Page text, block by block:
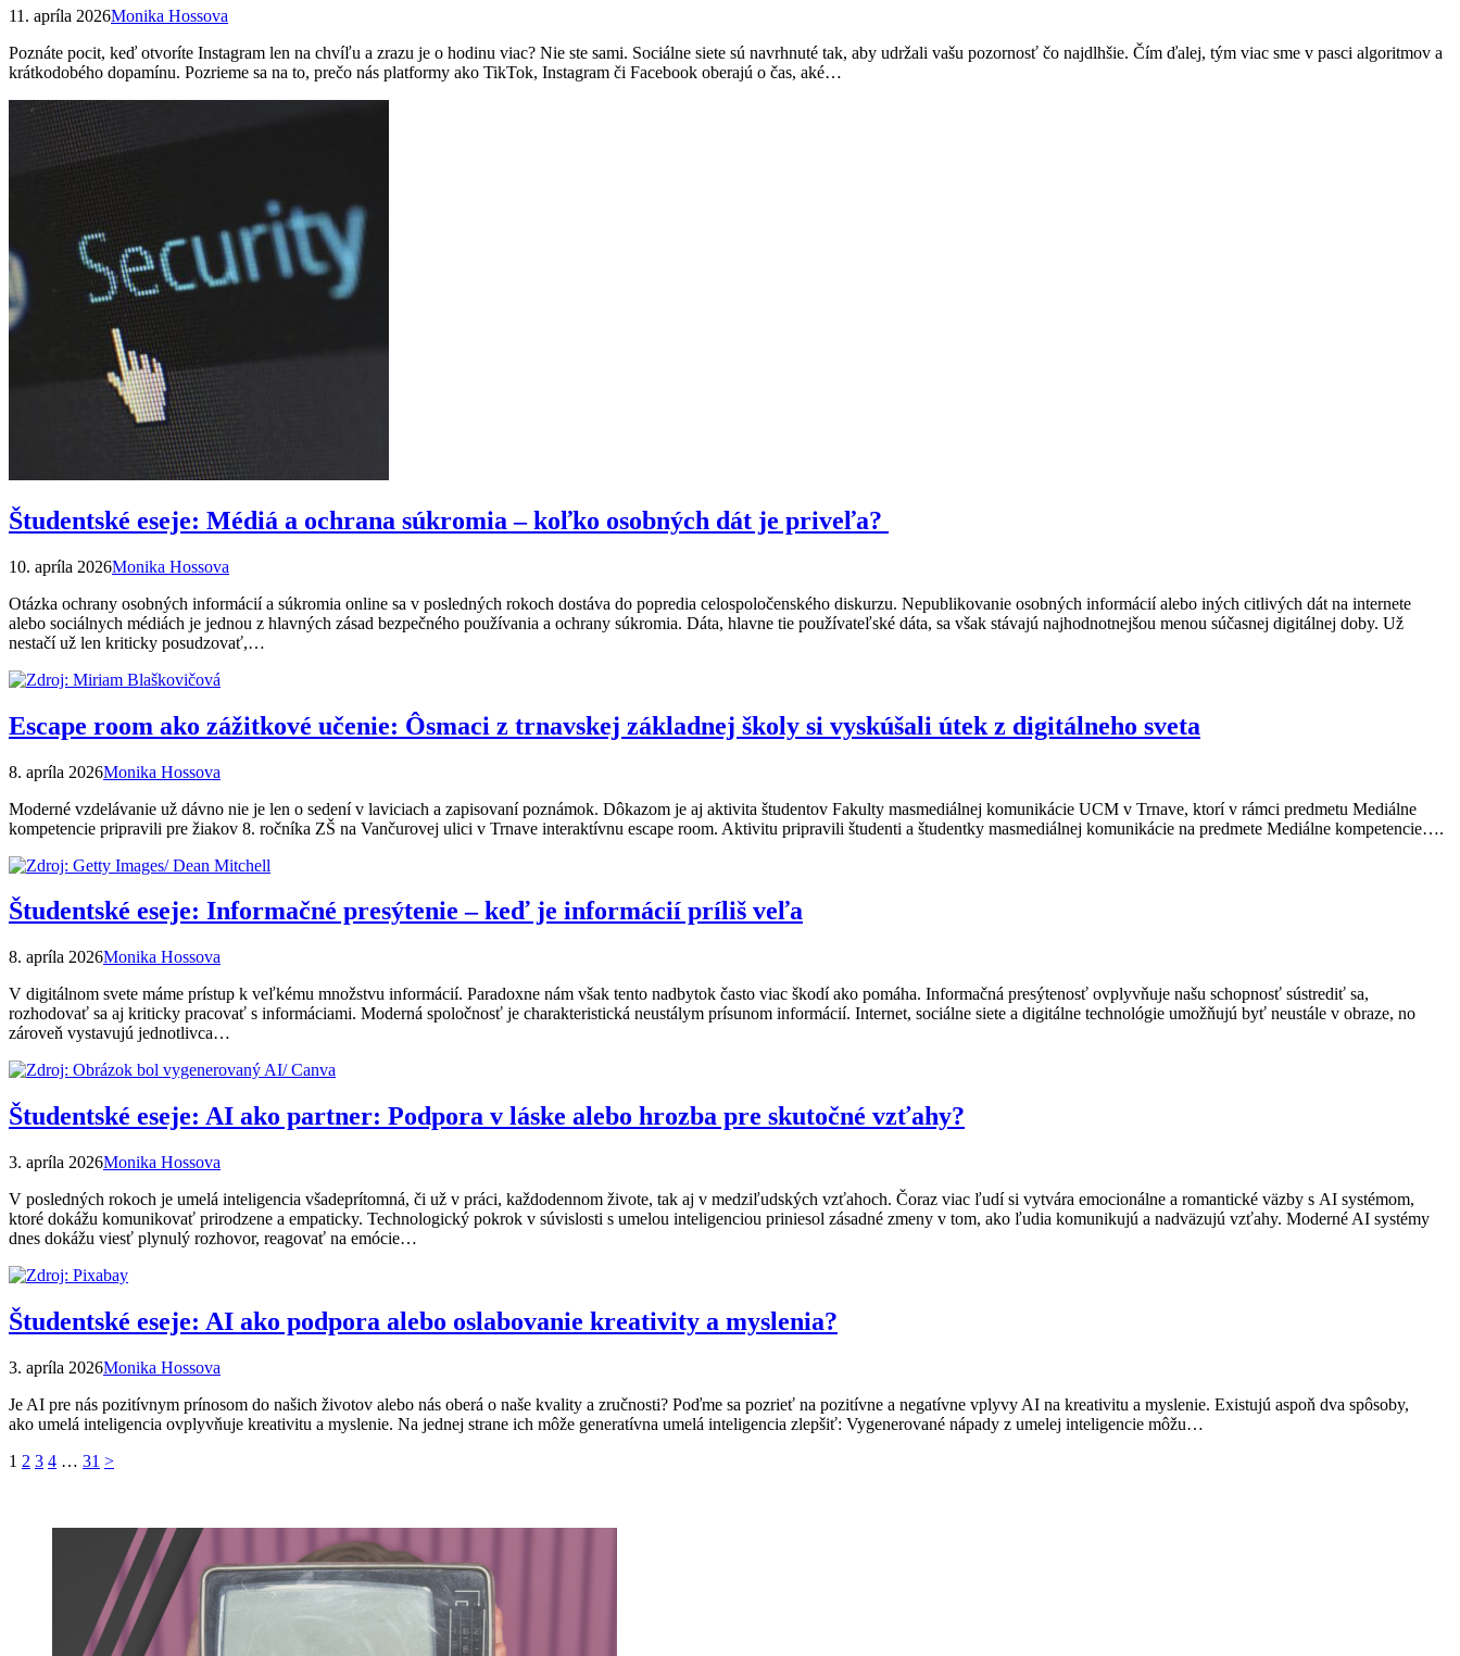
11. apríla 2026Monika Hossova
Poznáte pocit, keď otvoríte Instagram len na chvíľu a zrazu je o hodinu viac? Nie ste sami. Sociálne siete sú navrhnuté tak, aby udržali vašu pozornosť čo najdlhšie. Čím ďalej, tým viac sme v pasci algoritmov a
krátkodobého dopamínu. Pozrieme sa na to, prečo nás platformy ako TikTok, Instagram či Facebook oberajú o čas, aké…
Študentské eseje: Médiá a ochrana súkromia – koľko osobných dát je priveľa?
10. apríla 2026Monika Hossova
Otázka ochrany osobných informácií a súkromia online sa v posledných rokoch dostáva do popredia celospoločenského diskurzu. Nepublikovanie osobných informácií alebo iných citlivých dát na internete
alebo sociálnych médiách je jednou z hlavných zásad bezpečného používania a ochrany súkromia. Dáta, hlavne tie používateľské dáta, sa však stávajú najhodnotnejšou menou súčasnej digitálnej doby. Už
nestačí už len kriticky posudzovať,…
Escape room ako zážitkové učenie: Ôsmaci z trnavskej základnej školy si vyskúšali útek z digitálneho sveta
8. apríla 2026Monika Hossova
Moderné vzdelávanie už dávno nie je len o sedení v laviciach a zapisovaní poznámok. Dôkazom je aj aktivita študentov Fakulty masmediálnej komunikácie UCM v Trnave, ktorí v rámci predmetu Mediálne
kompetencie pripravili pre žiakov 8. ročníka ZŠ na Vančurovej ulici v Trnave interaktívnu escape room. Aktivitu pripravili študenti a študentky masmediálnej komunikácie na predmete Mediálne kompetencie….
Študentské eseje: Informačné presýtenie – keď je informácií príliš veľa
8. apríla 2026Monika Hossova
V digitálnom svete máme prístup k veľkému množstvu informácií. Paradoxne nám však tento nadbytok často viac škodí ako pomáha. Informačná presýtenosť ovplyvňuje našu schopnosť sústrediť sa,
rozhodovať sa aj kriticky pracovať s informáciami. Moderná spoločnosť je charakteristická neustálym prísunom informácií. Internet, sociálne siete a digitálne technológie umožňujú byť neustále v obraze, no
zároveň vystavujú jednotlivca…
Študentské eseje: AI ako partner: Podpora v láske alebo hrozba pre skutočné vzťahy?
3. apríla 2026Monika Hossova
V posledných rokoch je umelá inteligencia všadeprítomná, či už v práci, každodennom živote, tak aj v medziľudských vzťahoch. Čoraz viac ľudí si vytvára emocionálne a romantické väzby s AI systémom,
ktoré dokážu komunikovať prirodzene a empaticky. Technologický pokrok v súvislosti s umelou inteligenciou priniesol zásadné zmeny v tom, ako ľudia komunikujú a nadväzujú vzťahy. Moderné AI systémy
dnes dokážu viesť plynulý rozhovor, reagovať na emócie…
Študentské eseje: AI ako podpora alebo oslabovanie kreativity a myslenia?
3. apríla 2026Monika Hossova
Je AI pre nás pozitívnym prínosom do našich životov alebo nás oberá o naše kvality a zručnosti? Poďme sa pozrieť na pozitívne a negatívne vplyvy AI na kreativitu a myslenie. Existujú aspoň dva spôsoby,
ako umelá inteligencia ovplyvňuje kreativitu a myslenie. Na jednej strane ich môže generatívna umelá inteligencia zlepšiť: Vygenerované nápady z umelej inteligencie môžu…
Stránkovanie
1 2 3 4 … 31 >